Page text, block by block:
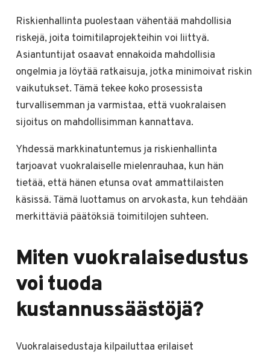
Riskienhallinta puolestaan vähentää mahdollisia
riskejä, joita toimitilaprojekteihin voi liittyä.
Asiantuntijat osaavat ennakoida mahdollisia
ongelmia ja löytää ratkaisuja, jotka minimoivat riskin
vaikutukset. Tämä tekee koko prosessista
turvallisemman ja varmistaa, että vuokralaisen
sijoitus on mahdollisimman kannattava.
Yhdessä markkinatuntemus ja riskienhallinta
tarjoavat vuokralaiselle mielenrauhaa, kun hän
tietää, että hänen etunsa ovat ammattilaisten
käsissä. Tämä luottamus on arvokasta, kun tehdään
merkittäviä päätöksiä toimitilojen suhteen.
Miten vuokralaisedustus
voi tuoda
kustannussäästöjä?
Vuokralaisedustaja kilpailuttaa erilaiset